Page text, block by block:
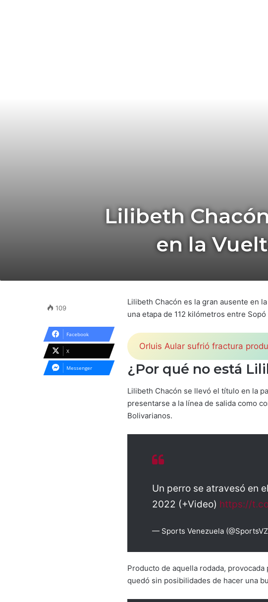
Lilibeth
en la
Lilibeth Chacón es la gran ausente en
una etapa de 112 kilómetros entre Sopó
Orluis Aular sufrió fractura
¿Por qué no está
Lilibeth Chacón se llevó el título en la
presentarse a la línea de salida como
Bolivarianos.
Un perro se atravesó en
2022 (+Video) https://
— Sports Venezuela
Producto de aquella rodada,
quedó sin posibilidades de hacer una
109
Facebook
X
Messenger